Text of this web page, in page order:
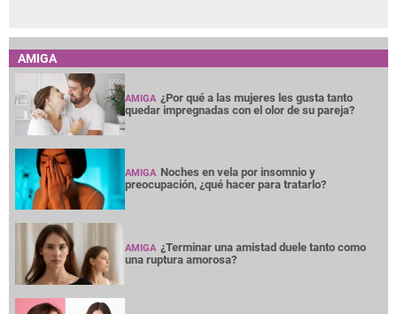
AMIGA
AMIGA ¿Por qué a las mujeres les gusta tanto
quedar impregnadas con el olor de su pareja?
AMIGA Noches en vela por insomnio y
preocupación, ¿qué hacer para tratarlo?
AMIGA ¿Terminar una amistad duele tanto como
una ruptura amorosa?